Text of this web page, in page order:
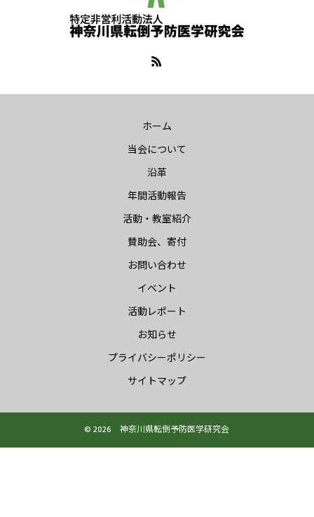
ホーム
当会について
沿革
年間活動報告
活動・教室紹介
賛助会、寄付
お問い合わせ
イベント
活動レポート
お知らせ
プライバシーポリシー
サイトマップ
© 2026 神奈川県転倒予防医学研究会